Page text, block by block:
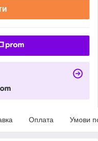
Оплата Умови